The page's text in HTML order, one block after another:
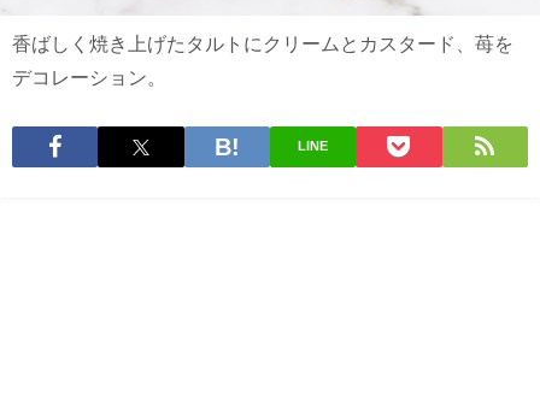
香ばしく焼き上げたタルトにクリームとカスタード、苺を
デコレーション。
LINE